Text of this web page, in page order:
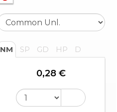
NM SP GD HP D
0,28 €